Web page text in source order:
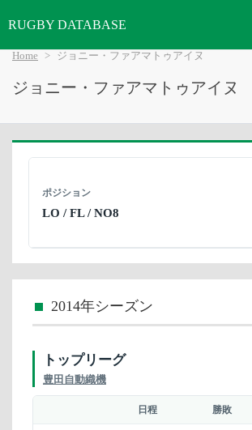
RUGBY DATABASE
Home ジョニー・ファアマトゥアイヌ
ジョニー・ファアマトゥアイヌ
ポジション
LO / FL / NO8
2014年シーズン
トップリーグ
豊田自動織機
日程 勝敗